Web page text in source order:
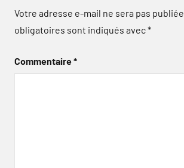
Votre adresse e-mail ne sera pas publiée.
obligatoires sont indiqués avec*
Commentaire*